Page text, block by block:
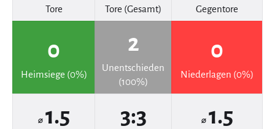
Tore Tore (Gesamt) Gegentore
0
Heimsiege (0%)
2
Unentschieden
(100%)
0
Niederlagen (0%)
⌀ 1.5 3:3 ⌀ 1.5